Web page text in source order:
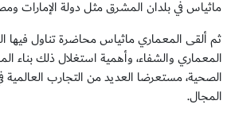
ماثياس في بلدان المشرق مثل دولة الإمارات
ثم ألقى المعماري ماثياس محاضرة تناول فيها
المعماري والشفاء، وأهمية استغلال ذلك بناء
الصحية، مستعرضا العديد من التجارب
المجال.